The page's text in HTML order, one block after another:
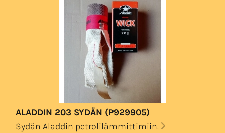
ALADDIN 203 SYDÄN (P929905)
Sydän Aladdin petrolilämmittimiin.